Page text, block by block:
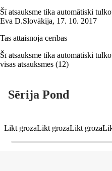
Šī atsauksme tika automātiski
Eva D.Slovākija, 17. 10. 2017
Tas attaisnoja cerības
Šī atsauksme tika automātiski
visas atsauksmes (12)
Sērija Pond
Likt grozāLikt grozāLikt grozā